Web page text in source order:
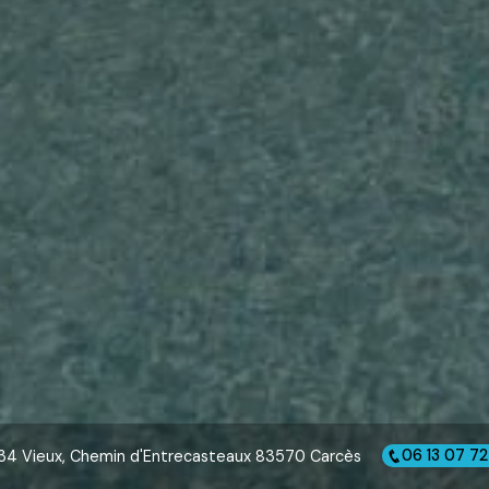
Vieux, Chemin d'Entrecasteaux 83570 Carcès 06 13 07